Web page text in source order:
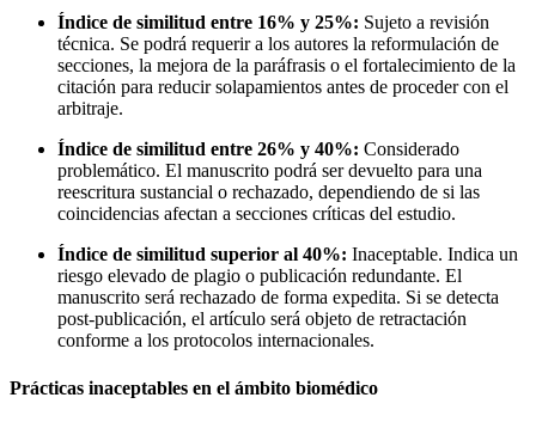
Índice de similitud entre 16% y 25%: Sujeto a revisión
técnica. Se podrá requerir a los autores la reformulación de
secciones, la mejora de la paráfrasis o el fortalecimiento de la
citación para reducir solapamientos antes de proceder con el
arbitraje.
Índice de similitud entre 26% y 40%: Considerado
problemático. El manuscrito podrá ser devuelto para una
reescritura sustancial o rechazado, dependiendo de si las
coincidencias afectan a secciones críticas del estudio.
Índice de similitud superior al 40%: Inaceptable. Indica un
riesgo elevado de plagio o publicación redundante. El
manuscrito será rechazado de forma expedita. Si se detecta
post-publicación, el artículo será objeto de retractación
conforme a los protocolos internacionales.
Prácticas inaceptables en el ámbito biomédico